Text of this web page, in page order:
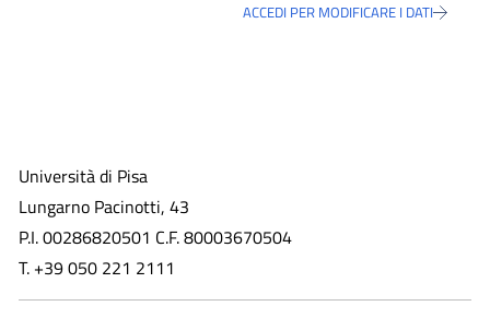
ACCEDI PER MODIFICARE I DATI
Università di Pisa
Lungarno Pacinotti, 43
P.I. 00286820501 C.F. 80003670504
T. +39 050 221 2111